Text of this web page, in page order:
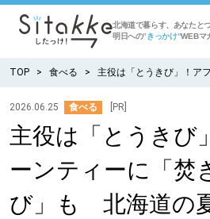
北海道で暮らす、あなたとつ
明日への”きっかけ”WEBマ
CATEGORY カテゴリー
食べる
TOP 食べる 主役は「とうきび」！ア
2026.06.25 食べる [PR]
主役は「とうきび
ーンティーに「焚
び」も 北海道の